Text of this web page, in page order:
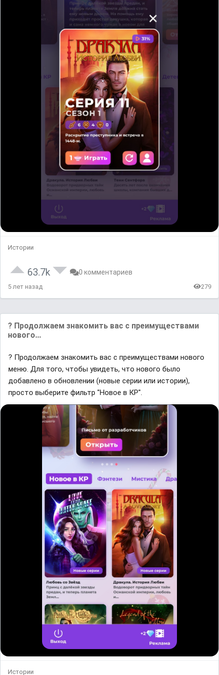
Истории
63.7k 0 комментариев
5 лет назад 279
? Продолжаем знакомить вас с преимуществами
нового...
? Продолжаем знакомить вас с преимуществами нового
меню. Для того, чтобы увидеть, что нового было
добавлено в обновлении (новые серии или истории),
просто выберите фильтр "Новое в КР".
Истории